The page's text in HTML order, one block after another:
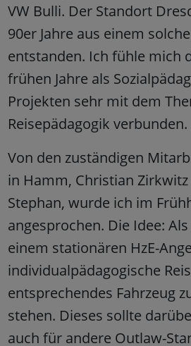
VW Bulli. Der Standort
90er Jahre aus einem
entstanden. Ich fühle mich
frühen Jahre als
Projekten sehr mit dem
Reisepädagogik verbunden.
Von den zuständigen
in Hamm, Christian
Stephan, wurde ich im
angesprochen. Die Idee:
einem stationären HzE-
individualpädagogische
entsprechendes Fahrzeug
stehen. Dieses sollte
auch für andere Outlaw-